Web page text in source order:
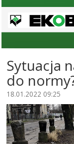
Sytuacja
do
18.01.2022 09:25